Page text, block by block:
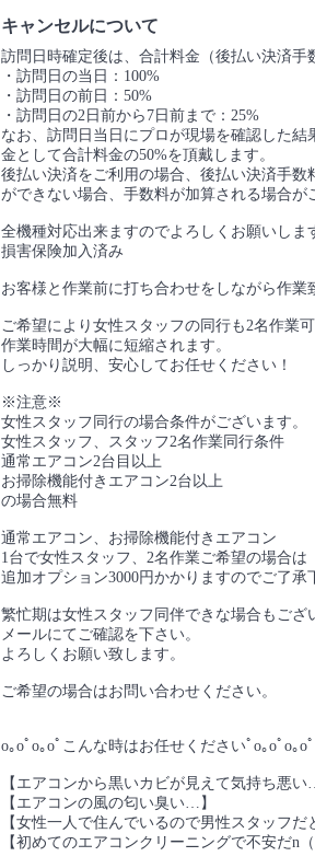
キャンセルについて
訪問日時確定後は、合計料金（後払い決済手
・訪問日の当日：100%
・訪問日の前日：50%
・訪問日の2日前から7日前まで：25%
なお、訪問日当日にプロが現場を確認した
金として合計料金の50%を頂戴します。
後払い決済をご利用の場合、後払い決済手
ができない場合、手数料が加算される場合が
全機種対応出来ますのでよろしくお願いしま
損害保険加入済み
お客様と作業前に打ち合わせをしながら作業
ご希望により女性スタッフの同行も2名作業可
作業時間が大幅に短縮されます。
しっかり説明、安心してお任せください！
※注意※
女性スタッフ同行の場合条件がございます。
女性スタッフ、スタッフ2名作業同行条件
通常エアコン2台目以上
お掃除機能付きエアコン2台以上
の場合無料
通常エアコン、お掃除機能付きエアコン
1台で女性スタッフ、2名作業ご希望の場合は
追加オプション3000円かかりますのでご了承
繁忙期は女性スタッフ同伴できな場合もござ
メールにてご確認を下さい。
よろしくお願い致します。
ご希望の場合はお問い合わせください。
o｡oﾟo｡oﾟこんな時はお任せくださいﾟo｡oﾟo｡oﾟ
【エアコンから黒いカビが見えて気持ち悪い
【エアコンの風の匂い臭い…】
【女性一人で住んでいるので男性スタッフだ
【初めてのエアコンクリーニングで不安だn（